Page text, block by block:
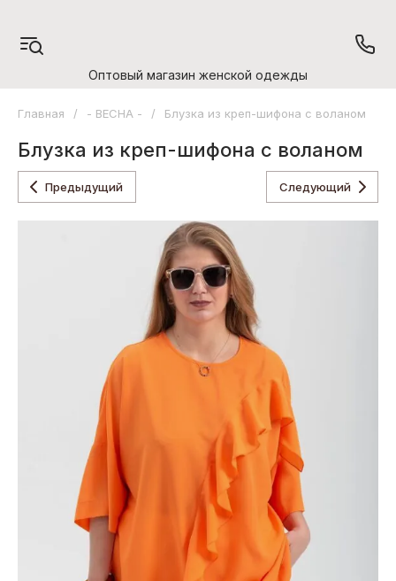
Оптовый магазин женской одежды
Главная / - ВЕСНА - / Блузка из креп-шифона с воланом
Блузка из креп-шифона с воланом
Предыдущий Следующий